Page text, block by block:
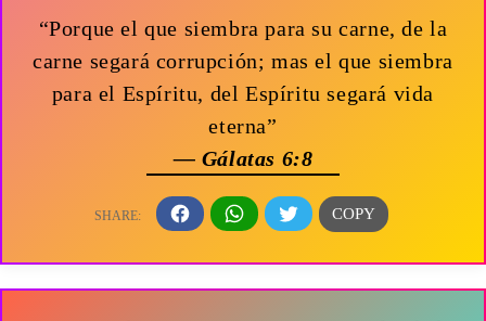
“Porque el que siembra para su carne, de la
carne segará corrupción; mas el que siembra
para el Espíritu, del Espíritu segará vida
eterna”
— Gálatas 6:8